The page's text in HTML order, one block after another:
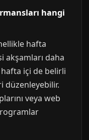
hangi
hafta
akşamları daha
hafta içi de belirli
düzenleyebilir.
veya web